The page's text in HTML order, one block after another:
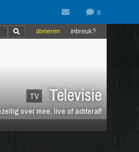
TV Televisie
over mee, live of achteraf!
inbreuk?
doneren